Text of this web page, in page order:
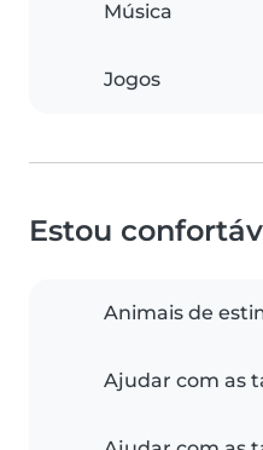
Música
Jogos
Estou
Animais de
Ajudar com as